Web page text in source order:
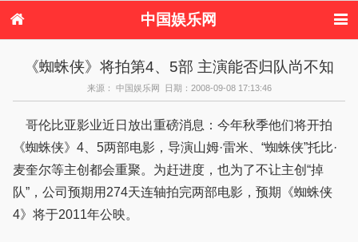
中国娱乐网
港台娱乐
日本娱乐 韩国娱乐
欧美娱乐
音乐新闻 影视新闻
内地明星八卦
港台明星八卦
日本韩国明星
八卦
《蜘蛛侠》将拍第4、5部 主演能否归队尚不知
来源： 中国娱乐网 日期：2008-09-08 17:13:46
哥伦比亚影业近日放出重磅消息：今年秋季他们将开拍
《蜘蛛侠》4、5两部电影，导演山姆·雷米、“蜘蛛侠”托比·
麦奎尔等主创都会重聚。为赶进度，也为了不让主创“掉
队”，公司预期用274天连轴拍完两部电影，预期《蜘蛛侠
4》将于2011年公映。